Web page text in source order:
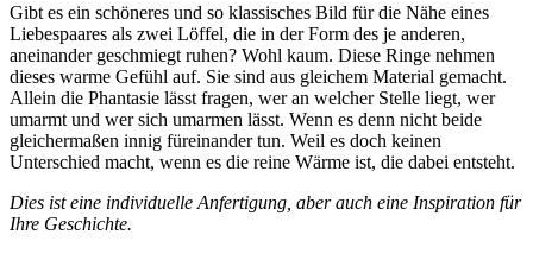
Gibt es ein schöneres und so klassisches Bild für die Nähe eines
Liebespaares als zwei Löffel, die in der Form des je anderen,
aneinander geschmiegt ruhen? Wohl kaum. Diese Ringe nehmen
dieses warme Gefühl auf. Sie sind aus gleichem Material gemacht.
Allein die Phantasie lässt fragen, wer an welcher Stelle liegt, wer
umarmt und wer sich umarmen lässt. Wenn es denn nicht beide
gleichermaßen innig füreinander tun. Weil es doch keinen
Unterschied macht, wenn es die reine Wärme ist, die dabei entsteht.
Dies ist eine individuelle Anfertigung, aber auch eine Inspiration für
Ihre Geschichte.